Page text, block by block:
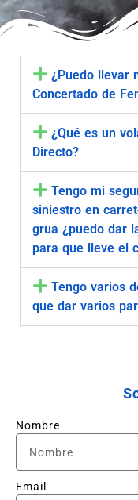
¿Puedo llevar
Concertado de
¿Qué es un
Directo?
Tengo mi
siniestro en
grua ¿puedo dar
para que lleve el
Tengo varios
que dar varios
Nombre
Email